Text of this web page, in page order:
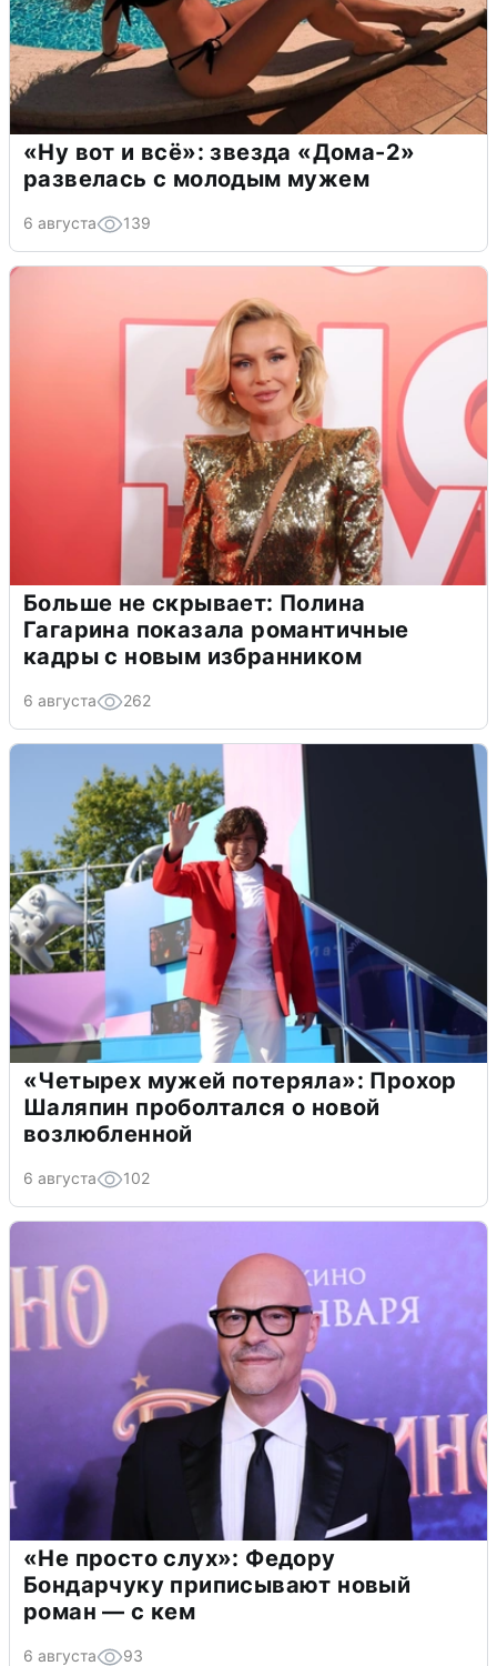
«Ну вот и всё»: звезда «Дома-2»
развелась с молодым мужем
6 августа 139
Больше не скрывает: Полина
Гагарина показала романтичные
кадры с новым избранником
6 августа 262
«Четырех мужей потеряла»: Прохор
Шаляпин проболтался о новой
возлюбленной
6 августа 102
«Не просто слух»: Федору
Бондарчуку приписывают новый
роман — с кем
6 августа 93